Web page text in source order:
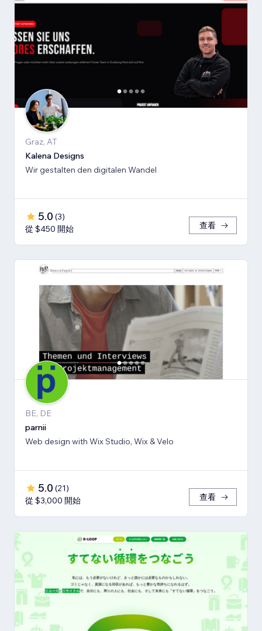
Graz, AT
Kalena Designs
Wir gestalten den digitalen Wandel
5.0 (3)
從 $450 開始
查看
BE, DE
parnii
Web design with Wix Studio, Wix & Velo
5.0 (21)
從 $3,000 開始
查看